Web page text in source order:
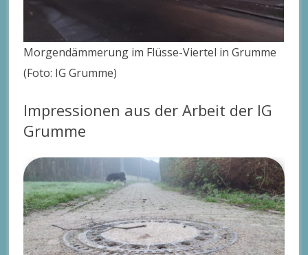
Morgendämmerung im Flüsse-Viertel in Grumme
(Foto: IG Grumme)
Impressionen aus der Arbeit der IG
Grumme